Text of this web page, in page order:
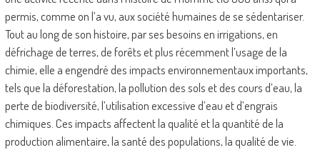
permis, comme on l’a vu, aux société humaines de se sédentariser.
Tout au long de son histoire, par ses besoins en irrigations, en
défrichage de terres, de forêts et plus récemment l’usage de la
chimie, elle a engendré des impacts environnementaux importants,
tels que la déforestation, la pollution des sols et des cours d’eau, la
perte de biodiversité, l’utilisation excessive d’eau et d’engrais
chimiques. Ces impacts affectent la qualité et la quantité de la
production alimentaire, la santé des populations, la qualité de vie.